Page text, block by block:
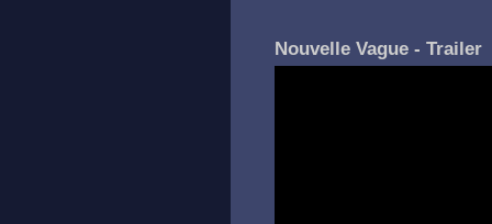
Nouvelle Vague - Trailer